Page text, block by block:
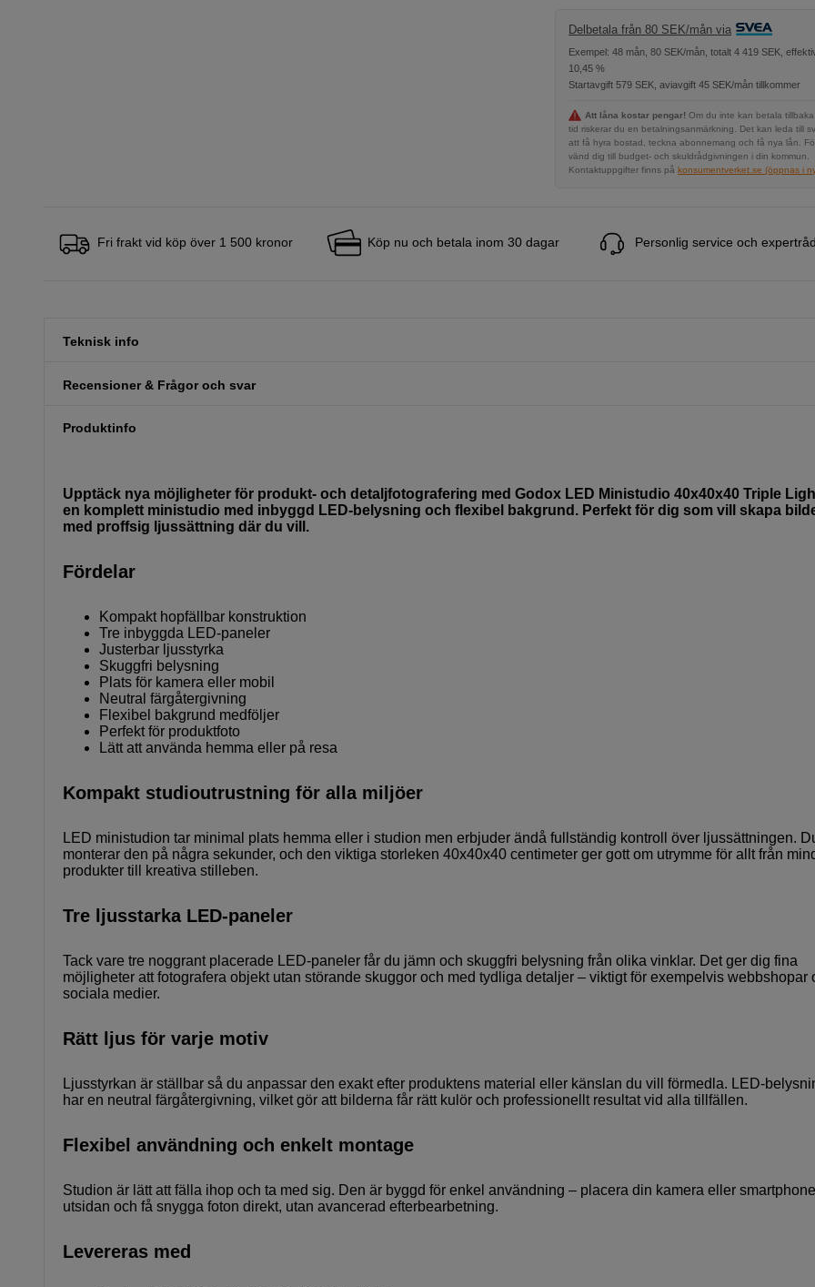
Delbetala från 80 SEK/mån via
Exempel: 48 mån, 80 SEK/mån, totalt 4 419 SEK,
10,45 %
Startavgift 579 SEK, aviavgift 45 SEK/mån tillkommer
Att låna kostar pengar! Om du inte kan betala
tid riskerar du en betalningsanmärkning. Det kan leda till
att få hyra bostad, teckna abonnemang och få nya lån.
vänd dig till budget- och skuldrådgivningen i din kommun.
Kontaktuppgifter finns på konsumentverket.se (öppnas i
Fri frakt vid köp över 1 500 kronor Köp nu och betala inom 30 dagar Personlig service och
Teknisk info
Recensioner & Frågor och svar
Produktinfo
Upptäck nya möjligheter för produkt- och detaljfotografering med Godox LED Ministudio 40x40x40 Triple
en komplett ministudio med inbyggd LED-belysning och flexibel bakgrund. Perfekt för dig som vill skapa
med proffsig ljussättning där du vill.
Fördelar
Kompakt hopfällbar konstruktion
Tre inbyggda LED-paneler
Justerbar ljusstyrka
Skuggfri belysning
Plats för kamera eller mobil
Neutral färgåtergivning
Flexibel bakgrund medföljer
Perfekt för produktfoto
Lätt att använda hemma eller på resa
Kompakt studioutrustning för alla miljöer
LED ministudion tar minimal plats hemma eller i studion men erbjuder ändå fullständig kontroll över ljussättningen.
monterar den på några sekunder, och den viktiga storleken 40x40x40 centimeter ger gott om utrymme för allt från
produkter till kreativa stilleben.
Tre ljusstarka LED-paneler
Tack vare tre noggrant placerade LED-paneler får du jämn och skuggfri belysning från olika vinklar. Det ger dig fina
möjligheter att fotografera objekt utan störande skuggor och med tydliga detaljer – viktigt för exempelvis webbshopar
sociala medier.
Rätt ljus för varje motiv
Ljusstyrkan är ställbar så du anpassar den exakt efter produktens material eller känslan du vill förmedla. LED-
har en neutral färgåtergivning, vilket gör att bilderna får rätt kulör och professionellt resultat vid alla tillfällen.
Flexibel användning och enkelt montage
Studion är lätt att fälla ihop och ta med sig. Den är byggd för enkel användning – placera din kamera eller
utsidan och få snygga foton direkt, utan avancerad efterbearbetning.
Levereras med